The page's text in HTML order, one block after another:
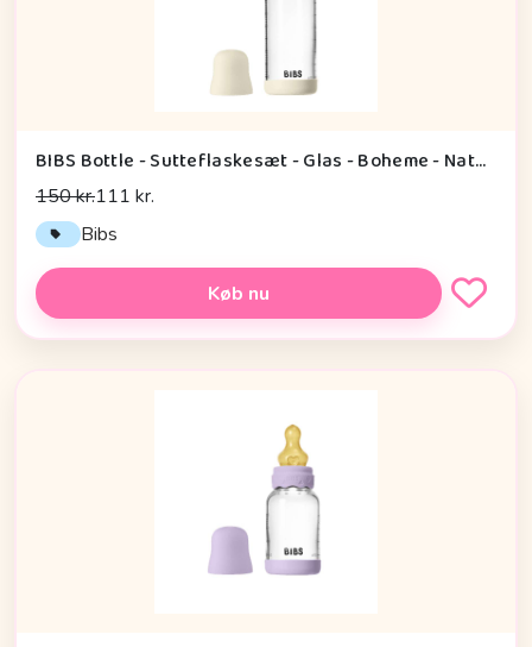
BIBS Bottle - Sutteflaskesæt - Glas - Boheme - Naturgummi/Medium Flow/Rund - 240ml - Ivory
150 kr.111 kr.
Bibs
Køb nu